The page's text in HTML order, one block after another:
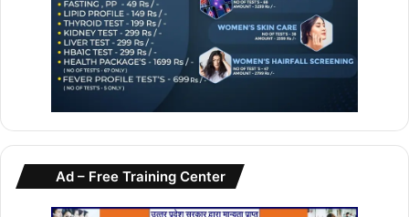
Ad – Free Training Center